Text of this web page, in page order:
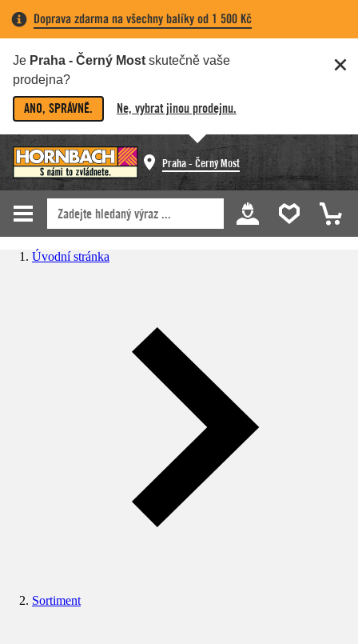
Doprava zdarma na všechny balíky od 1 500 Kč
Je Praha - Černý Most skutečně vaše
prodejna?
ANO, SPRÁVNĚ. Ne, vybrat jinou prodejnu.
Praha - Černý Most
Úvodní stránka
Sortiment